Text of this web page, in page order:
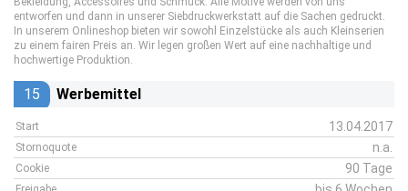
entworfen und dann in unserer Siebdruckwerkstatt auf die Sachen gedruckt.
In unserem Onlineshop bieten wir sowohl Einzelstücke als auch Kleinserien
zu einem fairen Preis an. Wir legen großen Wert auf eine nachhaltige und
hochwertige Produktion.
15 Werbemittel
Start 13.04.2017
Stornoquote n.a.
Cookie 90 Tage